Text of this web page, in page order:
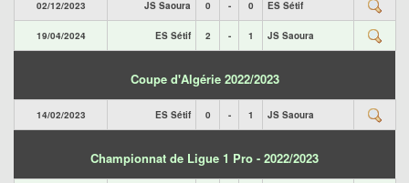
02/12/2023 JS Saoura 0 - 0 ES Sétif
19/04/2024 ES Sétif 2 - 1 JS Saoura
Coupe d'Algérie 2022/2023
14/02/2023 ES Sétif 0 - 1 JS Saoura
Championnat de Ligue 1 Pro - 2022/2023